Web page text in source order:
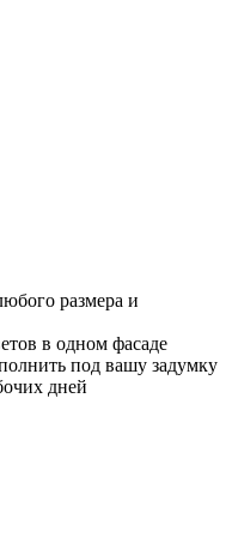
размера и
в одном фасаде
под вашу задумку
дней